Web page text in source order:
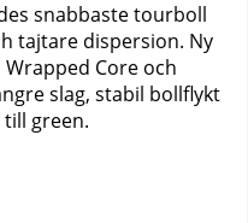
snabbaste tourboll
tajtare dispersion. Ny
Core och
slag, stabil bollflykt
green.